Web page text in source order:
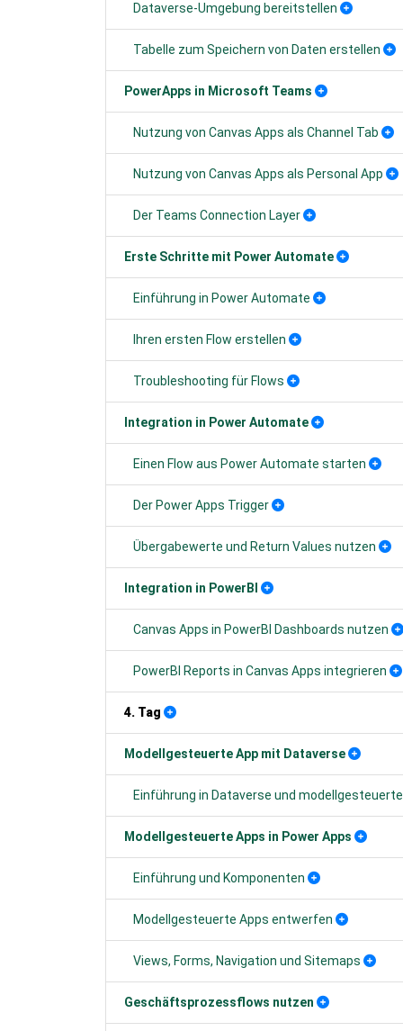
Dataverse-Umgebung bereitstellen
Tabelle zum Speichern von Daten erstellen
PowerApps in Microsoft Teams
Nutzung von Canvas Apps als Channel Tab
Nutzung von Canvas Apps als Personal App
Der Teams Connection Layer
Erste Schritte mit Power Automate
Einführung in Power Automate
Ihren ersten Flow erstellen
Troubleshooting für Flows
Integration in Power Automate
Einen Flow aus Power Automate starten
Der Power Apps Trigger
Übergabewerte und Return Values nutzen
Integration in PowerBI
Canvas Apps in PowerBI Dashboards nutzen
PowerBI Reports in Canvas Apps integrieren
4. Tag
Modellgesteuerte App mit Dataverse
Einführung in Dataverse und
Modellgesteuerte Apps in Power Apps
Einführung und Komponenten
Modellgesteuerte Apps entwerfen
Views, Forms, Navigation und Sitemaps
Geschäftsprozessflows nutzen